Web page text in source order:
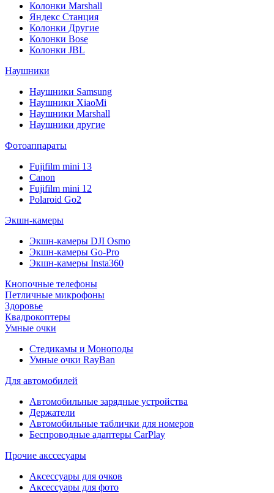
Колонки Marshall
Яндекс Станция
Колонки Другие
Колонки Bose
Колонки JBL
Наушники
Наушники Samsung
Наушники XiaoMi
Наушники Marshall
Наушники другие
Фотоаппараты
Fujifilm mini 13
Canon
Fujifilm mini 12
Polaroid Go2
Экшн-камеры
Экшн-камеры DJI Osmo
Экшн-камеры Go-Pro
Экшн-камеры Insta360
Кнопочные телефоны
Петличные микрофоны
Здоровье
Квадрокоптеры
Умные очки
Стедикамы и Моноподы
Умные очки RayBan
Для автомобилей
Автомобильные зарядные устройства
Держатели
Автомобильные таблички для номеров
Беспроводные адаптеры CarPlay
Прочие акссесуары
Аксессуары для очков
Аксессуары для фото